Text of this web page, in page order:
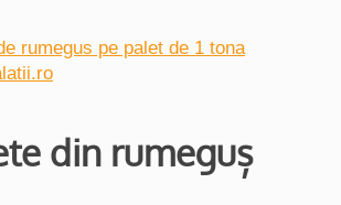
din rumeguș